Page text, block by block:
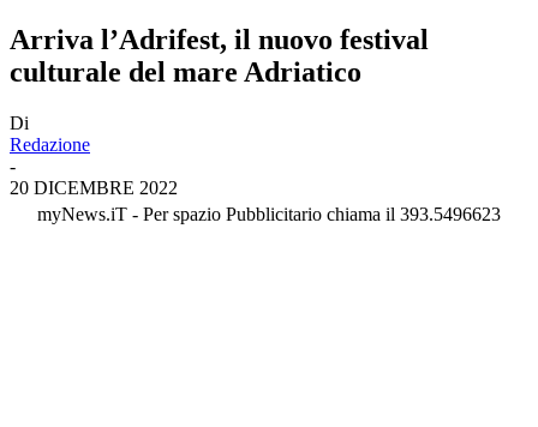
Arriva l’Adrifest, il nuovo festival
culturale del mare Adriatico
Di
Redazione
-
20 DICEMBRE 2022
myNews.iT - Per spazio Pubblicitario chiama il 393.5496623